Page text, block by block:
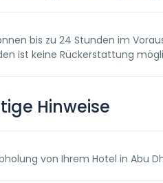
bis zu 24 Stunden im
ist keine Rückerstattung
Hinweise
von Ihrem Hotel in Abu